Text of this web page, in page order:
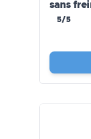
sans
5/5